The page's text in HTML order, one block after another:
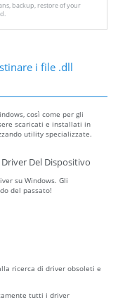
backup, restore of your
i file .dll
così come per gli
scaricati e installati in
utility specializzate.
Del Dispositivo
su Windows. Gli
del passato!
ricerca di driver obsoleti e
tutti i driver